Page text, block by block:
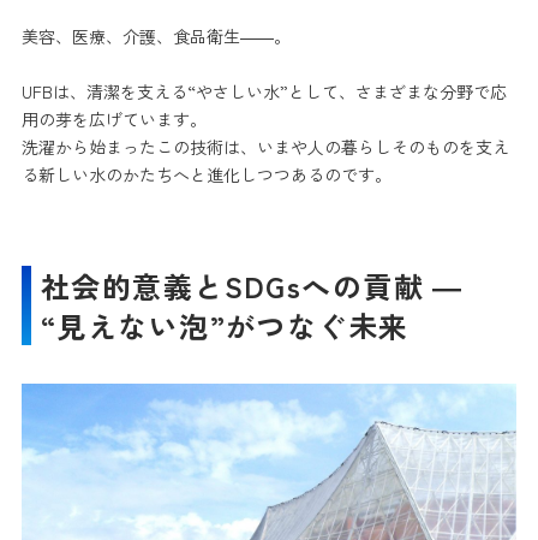
美容、医療、介護、食品衛生――。
UFBは、清潔を支える“やさしい水”として、さまざまな分野で応
用の芽を広げています。
洗濯から始まったこの技術は、いまや人の暮らしそのものを支え
る新しい水のかたちへと進化しつつあるのです。
社会的意義とSDGsへの貢献 ―
“見えない泡”がつなぐ未来